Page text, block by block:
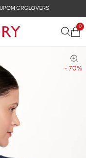
GRGLOVERS
0
- 70%